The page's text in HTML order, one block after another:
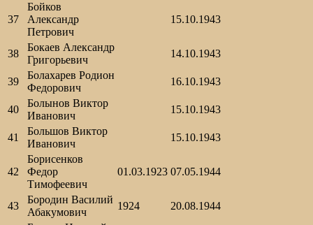
37
Бойков
Александр
Петрович
15.10.1943
38
Бокаев Александр
Григорьевич
14.10.1943
39
Болахарев Родион
Федорович
16.10.1943
40
Болынов Виктор
Иванович
15.10.1943
41
Большов Виктор
Иванович
15.10.1943
42
Борисенков
Федор
Тимофеевич
01.03.1923 07.05.1944
43
Бородин Василий
Абакумович
1924
20.08.1944